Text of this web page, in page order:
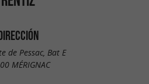
de Pessac, Bat E
MÉRIGNAC